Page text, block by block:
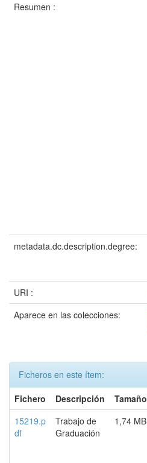
Resumen :
metadata.dc.description.degree:
URI :
Aparece en las colecciones:
Ficheros en este ítem:
Fichero
Descripción Tamaño
15219.p
df
Trabajo de
Graduación
1,74 MB